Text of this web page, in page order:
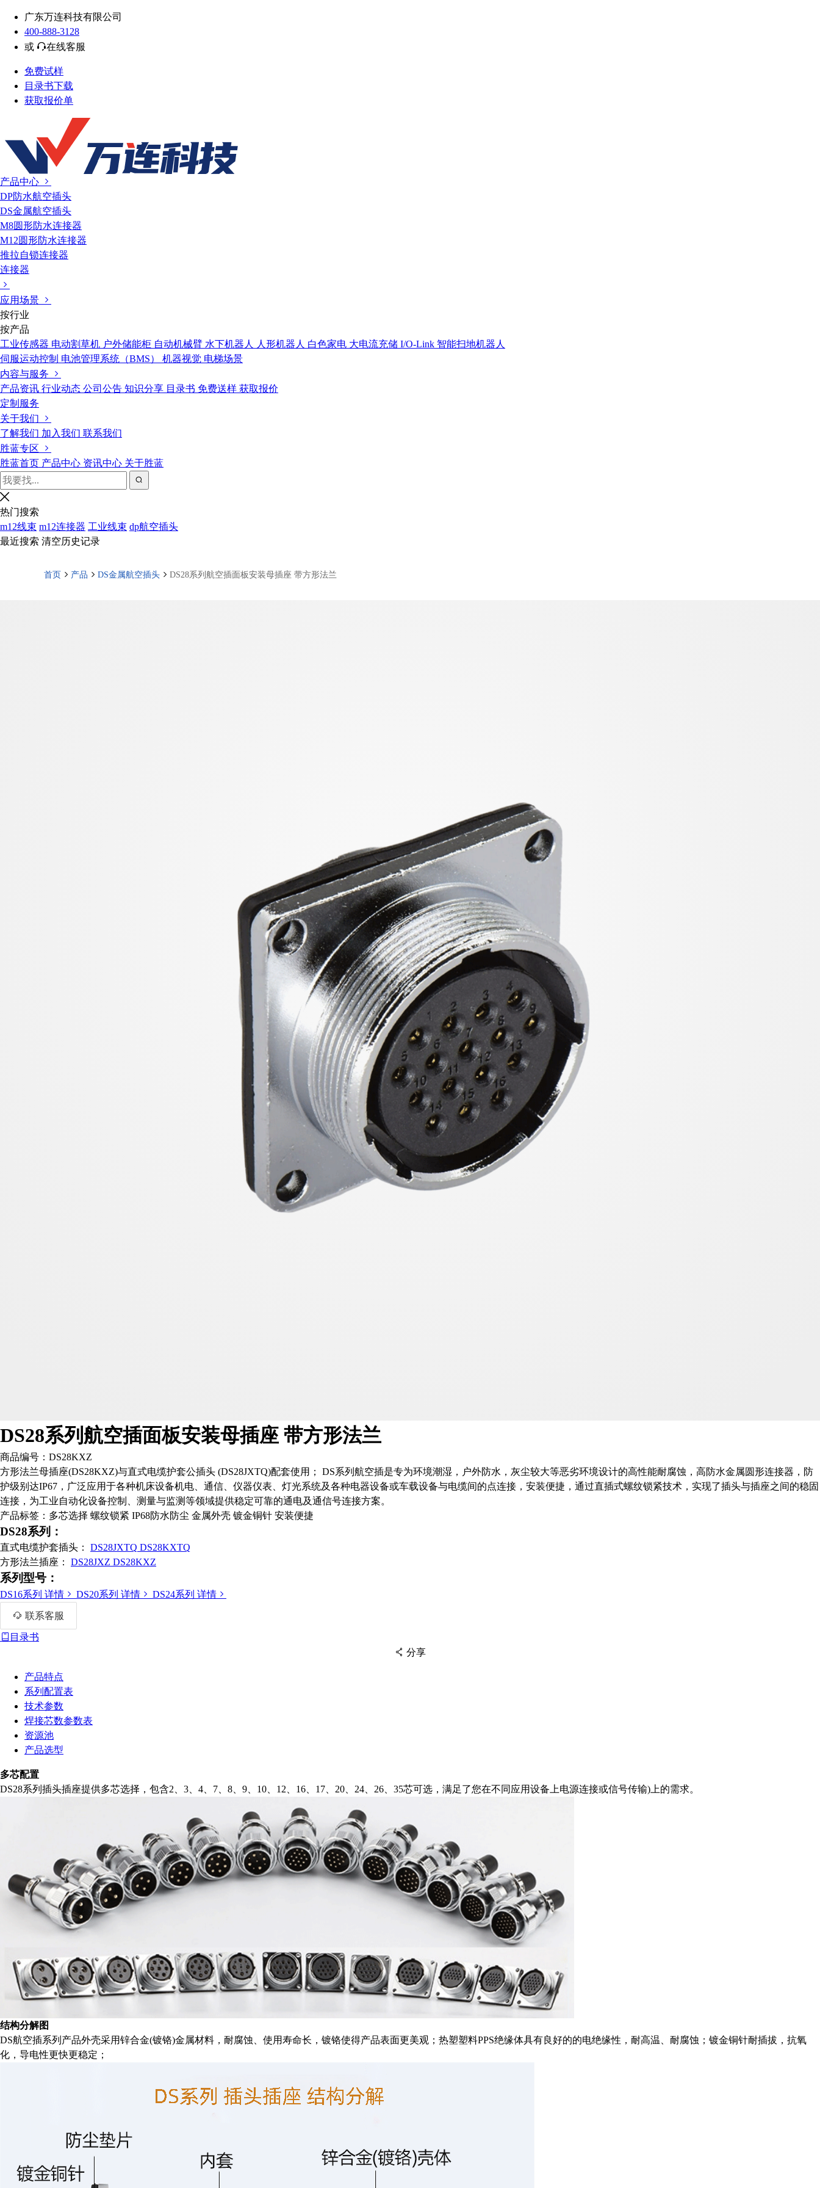
广东万连科技有限公司
400-888-3128
或
在线客服
免费试样
目录书下载
获取报价单
产品中心
DP防水航空插头
DS金属航空插头
M8圆形防水连接器
M12圆形防水连接器
推拉自锁连接器
连接器
应用场景
按行业
按产品
工业传感器 电动割草机 户外储能柜 自动机械臂 水下机器人 人形机器人 白色家电 大电流充储 I/O-Link 智能扫地机器人
伺服运动控制 电池管理系统（BMS） 机器视觉 电梯场景
内容与服务
产品资讯 行业动态 公司公告 知识分享 目录书 免费送样 获取报价
定制服务
关于我们
了解我们 加入我们 联系我们
胜蓝专区
胜蓝首页 产品中心 资讯中心 关于胜蓝
热门搜索
m12线束 m12连接器 工业线束 dp航空插头
最近搜索 清空历史记录
首页 产品 DS金属航空插头 DS28系列航空插面板安装母插座 带方形法兰
DS28系列航空插面板安装母插座 带方形法兰
商品编号： DS28KXZ
方形法兰母插座(DS28KXZ)与直式电缆护套公插头 (DS28JXTQ)配套使用； DS系列航空插是专为环境潮湿，户外防水，灰尘较大等恶劣环境设计的高性能耐腐蚀，高防水金属圆形连接器，防
护级别达IP67，广泛应用于各种机床设备机电、通信、仪器仪表、灯光系统及各种电器设备或车载设备与电缆间的点连接，安装便捷，通过直插式螺纹锁紧技术，实现了插头与插座之间的稳固
连接，为工业自动化设备控制、测量与监测等领域提供稳定可靠的通电及通信号连接方案。
产品标签：多芯选择 螺纹锁紧 IP68防水防尘 金属外壳 镀金铜针 安装便捷
DS28系列：
直式电缆护套插头： DS28JXTQ DS28KXTQ
方形法兰插座：
DS28JXZ DS28KXZ
系列型号：
DS16系列 详情 DS20系列 详情 DS24系列 详情
联系客服
目录书
分享
产品特点
系列配置表
技术参数
焊接芯数参数表
资源池
产品选型
多芯配置
DS28系列插头插座提供多芯选择，包含2、3、4、7、8、9、10、12、16、17、20、24、26、35芯可选，满足了您在不同应用设备上电源连接或信号传输)上的需求。
结构分解图
DS航空插系列产品外壳采用锌合金(镀铬)金属材料，耐腐蚀、使用寿命长，镀铬使得产品表面更美观；热塑塑料PPS绝缘体具有良好的的电绝缘性，耐高温、耐腐蚀；镀金铜针耐插拔，抗氧
化，导电性更快更稳定；